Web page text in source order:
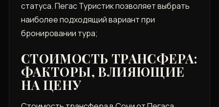
статуса. Пегас Туристик позволяет выбрать
наиболее подходящий вариант при
бронировании тура;
СТОИМОСТЬ ТРАНСФЕРА:
ФАКТОРЫ, ВЛИЯЮЩИЕ
НА ЦЕНУ